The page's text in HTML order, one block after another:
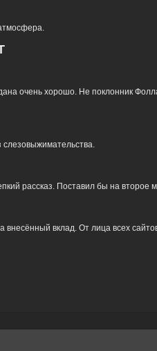
очень хорошо. Не поклонник
рассказ. Поставил бы на второе
вклад. От лица всех